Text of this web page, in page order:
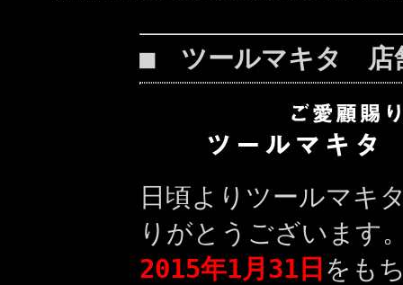
■ ツールマキタ 店
日頃よりツールマキ
りがとうございます
2015年1月31日 をも